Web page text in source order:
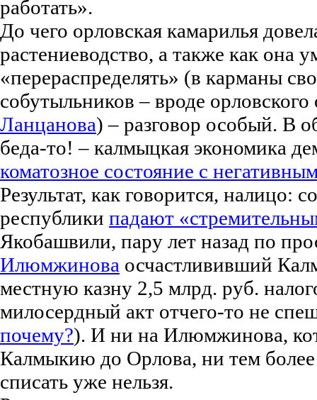
работать».
До чего орловская камарилья
растениеводство, а также как она
«перераспределять» (в карманы
собутыльников – вроде
Ланцанова) – разговор особый. В
беда-то! – калмыцкая экономика
коматозное состояние с
Результат, как говорится, налицо:
республики падают
Якобашвили, пару лет назад по
Илюмжинова осчастлививший
местную казну 2,5 млрд. руб.
милосердный акт отчего-то не
почему?). И ни на Илюмжинова,
Калмыкию до Орлова, ни тем
списать уже нельзя.